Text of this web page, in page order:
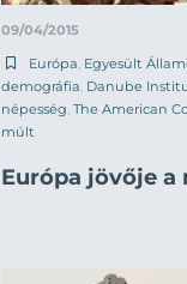
09/04/2015
Európa Egyesült
demográfia Danube
népesség The American
múlt
Európa jövője